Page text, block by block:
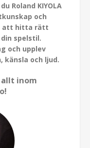
Roland KIYOLA
och
att hitta rätt
spelstil.
och upplev
känsla och ljud.
inom